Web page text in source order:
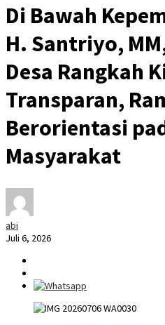
Di Bawah
H. Santriyo,
Desa Rangkah
Transparan,
Berorientasi
Masyarakat
abi
Juli 6, 2026